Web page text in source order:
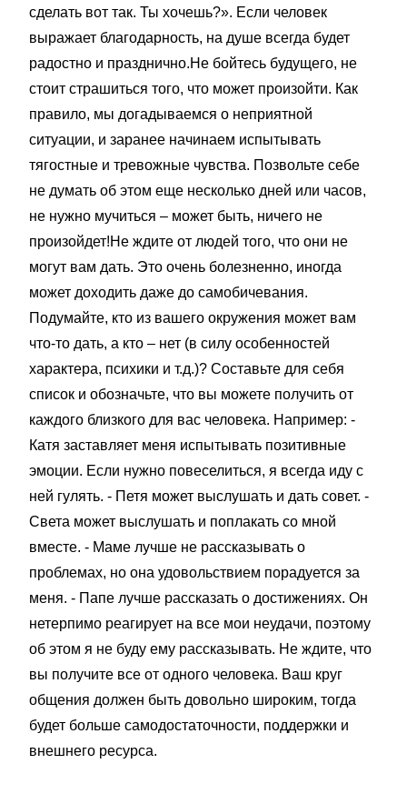
сделать вот так. Ты хочешь?». Если человек
выражает благодарность, на душе всегда будет
радостно и празднично.Не бойтесь будущего, не
стоит страшиться того, что может произойти. Как
правило, мы догадываемся о неприятной
ситуации, и заранее начинаем испытывать
тягостные и тревожные чувства. Позвольте себе
не думать об этом еще несколько дней или часов,
не нужно мучиться – может быть, ничего не
произойдет!Не ждите от людей того, что они не
могут вам дать. Это очень болезненно, иногда
может доходить даже до самобичевания.
Подумайте, кто из вашего окружения может вам
что-то дать, а кто – нет (в силу особенностей
характера, психики и т.д.)? Составьте для себя
список и обозначьте, что вы можете получить от
каждого близкого для вас человека. Например: -
Катя заставляет меня испытывать позитивные
эмоции. Если нужно повеселиться, я всегда иду с
ней гулять. - Петя может выслушать и дать совет. -
Света может выслушать и поплакать со мной
вместе. - Маме лучше не рассказывать о
проблемах, но она удовольствием порадуется за
меня. - Папе лучше рассказать о достижениях. Он
нетерпимо реагирует на все мои неудачи, поэтому
об этом я не буду ему рассказывать. Не ждите, что
вы получите все от одного человека. Ваш круг
общения должен быть довольно широким, тогда
будет больше самодостаточности, поддержки и
внешнего ресурса.